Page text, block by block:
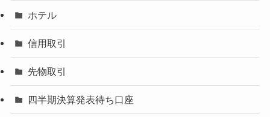
ホテル
信用取引
先物取引
四半期決算発表待ち口座